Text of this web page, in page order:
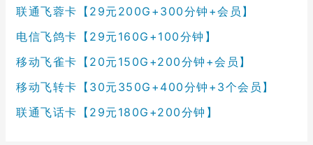
联通飞蓉卡【29元200G+300分钟+会员】
电信飞鸽卡【29元160G+100分钟】
移动飞雀卡【20元150G+200分钟+会员】
移动飞转卡【30元350G+400分钟+3个会员】
联通飞话卡【29元180G+200分钟】